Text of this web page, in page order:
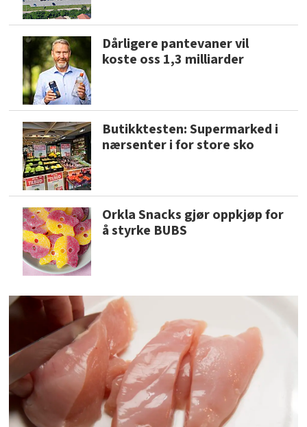
Dårligere pantevaner vil
koste oss 1,3 milliarder
Butikktesten: Supermarked i
nærsenter i for store sko
Orkla Snacks gjør oppkjøp for
å styrke BUBS